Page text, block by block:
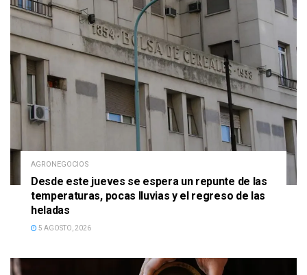
AGRONEGOCIOS
Desde este jueves se espera un repunte de las
temperaturas, pocas lluvias y el regreso de las
heladas
5 AGOSTO, 2026